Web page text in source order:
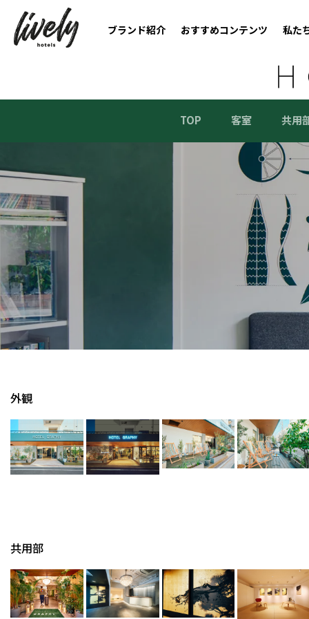
TOP 客室 共用
ブランド紹介 おすすめコンテンツ 私た
外観
共用部